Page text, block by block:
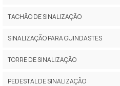
TACHÃO DE SINALIZAÇÃO
SINALIZAÇÃO PARA GUINDASTES
TORRE DE SINALIZAÇÃO
PEDESTAL DE SINALIZAÇÃO